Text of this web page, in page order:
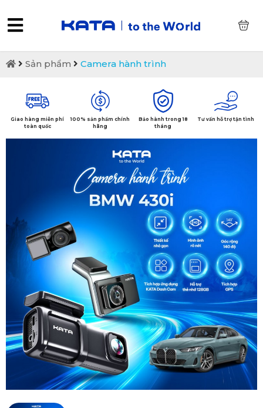
Sản phẩm Camera hành trình
Giao hàng miễn phí
toàn quốc
100% sản phẩm chính
hãng
Bảo hành trong 18
tháng
Tư vấn hỗ trợ tận tình